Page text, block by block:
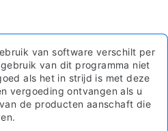
van software verschilt per
van dit programma niet
als het in strijd is met deze
vergoeding ontvangen als u
de producten aanschaft die